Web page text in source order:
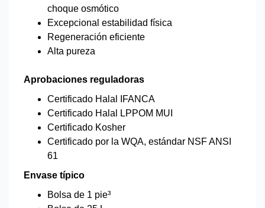
choque osmótico
Excepcional estabilidad física
Regeneración eficiente
Alta pureza
Aprobaciones reguladoras
Certificado Halal IFANCA
Certificado Halal LPPOM MUI
Certificado Kosher
Certificado por la WQA, estándar NSF ANSI
61
Envase típico
Bolsa de 1 pie³